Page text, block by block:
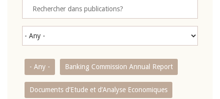
- Any - Banking Commission Annual Report
Documents d’Etude et d’Analyse Economiques